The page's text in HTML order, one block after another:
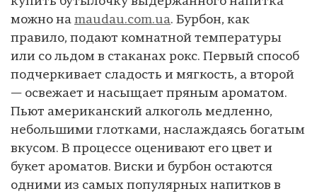
можно на maudau.com.ua. Бурбон, как
правило, подают комнатной температуры
или со льдом в стаканах рокс. Первый способ
подчеркивает сладость и мягкость, а второй
— освежает и насыщает пряным ароматом.
Пьют американский алкоголь медленно,
небольшими глотками, наслаждаясь богатым
вкусом. В процессе оценивают его цвет и
букет ароматов. Виски и бурбон остаются
одними из самых популярных напитков в